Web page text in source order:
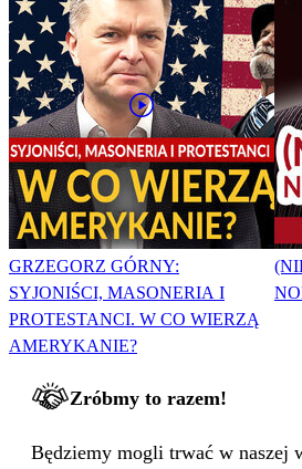
GRZEGORZ GÓRNY:
SYJONIŚCI, MASONERIA I
PROTESTANCI. W CO WIERZĄ
AMERYKANIE?
Zróbmy to razem!
Będziemy mogli trwać w naszej